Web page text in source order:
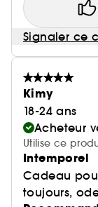
Signaler ce
Kimy
18-24 ans
Acheteur
Utilise ce
Intemporel
Cadeau
toujours,